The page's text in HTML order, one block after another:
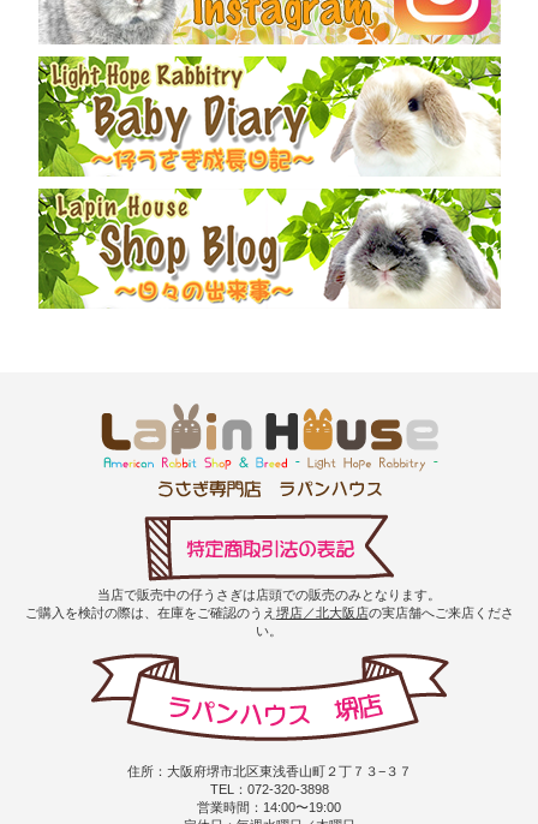
当店で販売中の仔うさぎは店頭での販売のみとなります。
ご購入を検討の際は、在庫をご確認のうえ 堺店／北大阪店の実店舗へご来店くださ
い。
住所：大阪府堺市北区東浅香山町２丁７３−３７
TEL：072-320-3898
営業時間：14:00〜19:00